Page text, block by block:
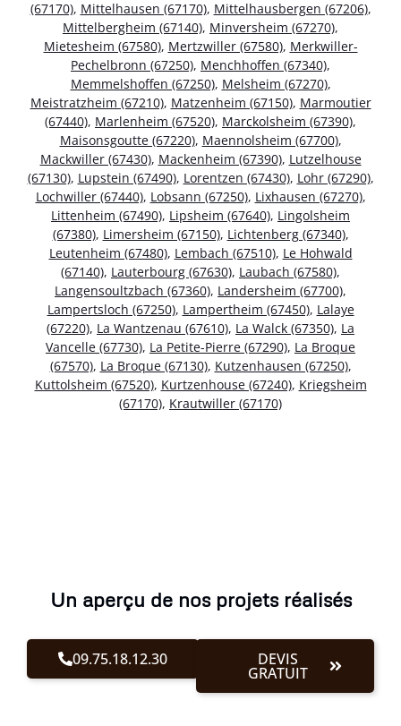
(67170), Mittelhausen (67170), Mittelhausbergen (67206),
Mittelbergheim (67140), Minversheim (67270),
Mietesheim (67580), Mertzwiller (67580), Merkwiller-
Pechelbronn (67250), Menchhoffen (67340),
Memmelshoffen (67250), Melsheim (67270),
Meistratzheim (67210), Matzenheim (67150), Marmoutier
(67440), Marlenheim (67520), Marckolsheim (67390),
Maisonsgoutte (67220), Maennolsheim (67700),
Mackwiller (67430), Mackenheim (67390), Lutzelhouse
(67130), Lupstein (67490), Lorentzen (67430), Lohr (67290),
Lochwiller (67440), Lobsann (67250), Lixhausen (67270),
Littenheim (67490), Lipsheim (67640), Lingolsheim
(67380), Limersheim (67150), Lichtenberg (67340),
Leutenheim (67480), Lembach (67510), Le Hohwald
(67140), Lauterbourg (67630), Laubach (67580),
Langensoultzbach (67360), Landersheim (67700),
Lampertsloch (67250), Lampertheim (67450), Lalaye
(67220), La Wantzenau (67610), La Walck (67350), La
Vancelle (67730), La Petite-Pierre (67290), La Broque
(67570), La Broque (67130), Kutzenhausen (67250),
Kuttolsheim (67520), Kurtzenhouse (67240), Kriegsheim
(67170), Krautwiller (67170)
Un aperçu de nos projets réalisés
09.75.18.12.30 DEVIS
GRATUIT